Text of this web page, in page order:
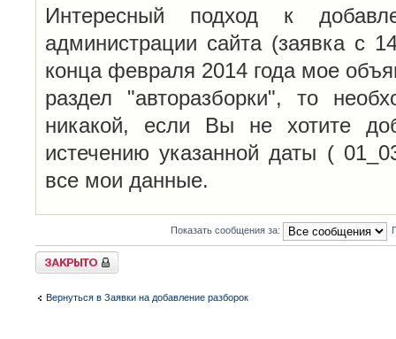
Интересный подход к
администрации сайта (заявка с
конца февраля 2014 года мое
раздел "авторазборки", то
никакой, если Вы не хотите
истечению указанной даты (
все мои данные.
Показать сообщения за:
Закрыто
Вернуться в Заявки на добавление разборок